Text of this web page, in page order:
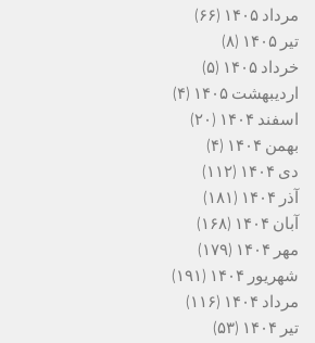
مرداد ۱۴۰۵
(۶۶)
تیر ۱۴۰۵
(۸)
خرداد ۱۴۰۵
(۵)
اردیبهشت ۱۴۰۵
(۴)
اسفند ۱۴۰۴
(۲۰)
بهمن ۱۴۰۴
(۴)
دی ۱۴۰۴
(۱۱۲)
آذر ۱۴۰۴
(۱۸۱)
آبان ۱۴۰۴
(۱۶۸)
مهر ۱۴۰۴
(۱۷۹)
شهریور ۱۴۰۴
(۱۹۱)
مرداد ۱۴۰۴
(۱۱۶)
تیر ۱۴۰۴
(۵۳)